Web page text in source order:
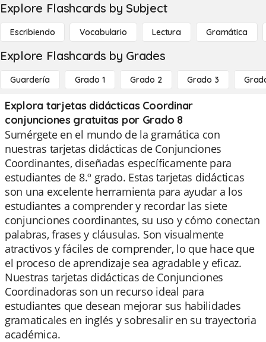
Explore Flashcards by Subject
Escribiendo Vocabulario Lectura Gramática
Explore Flashcards by Grades
Guardería Grado 1 Grado 2 Grado 3
Explora tarjetas didácticas Coordinar
conjunciones gratuitas por Grado 8
Sumérgete en el mundo de la gramática con
nuestras tarjetas didácticas de Conjunciones
Coordinantes, diseñadas específicamente para
estudiantes de 8.º grado. Estas tarjetas didácticas
son una excelente herramienta para ayudar a los
estudiantes a comprender y recordar las siete
conjunciones coordinantes, su uso y cómo conectan
palabras, frases y cláusulas. Son visualmente
atractivos y fáciles de comprender, lo que hace que
el proceso de aprendizaje sea agradable y eficaz.
Nuestras tarjetas didácticas de Conjunciones
Coordinadoras son un recurso ideal para
estudiantes que desean mejorar sus habilidades
gramaticales en inglés y sobresalir en su trayectoria
académica.